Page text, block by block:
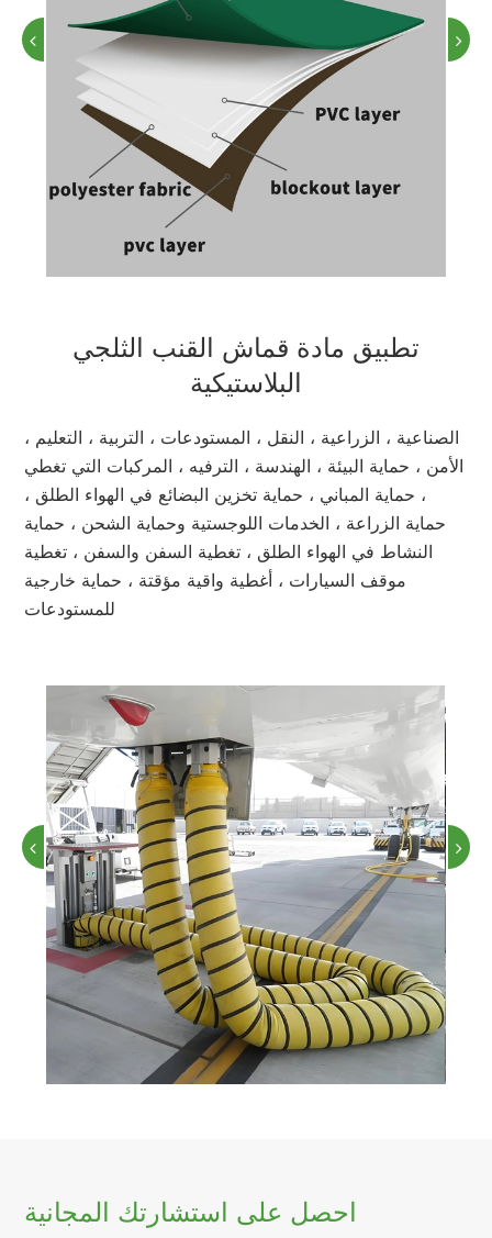
تطبيق مادة قماش القنب الثلجي
البلاستيكية
الصناعية ، الزراعية ، النقل ، المستودعات ، التربية ، التعليم ،
الأمن ، حماية البيئة ، الهندسة ، الترفيه ، المركبات التي تغطي
، حماية المباني ، حماية تخزين البضائع في الهواء الطلق ،
حماية الزراعة ، الخدمات اللوجستية وحماية الشحن ، حماية
النشاط في الهواء الطلق ، تغطية السفن والسفن ، تغطية
موقف السيارات ، أغطية واقية مؤقتة ، حماية خارجية
للمستودعات
احصل على استشارتك المجانية